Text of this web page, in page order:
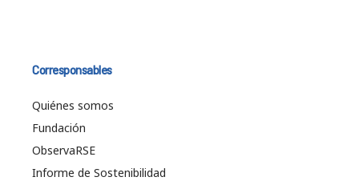
Corresponsables
Quiénes somos
Fundación
ObservaRSE
Informe de Sostenibilidad